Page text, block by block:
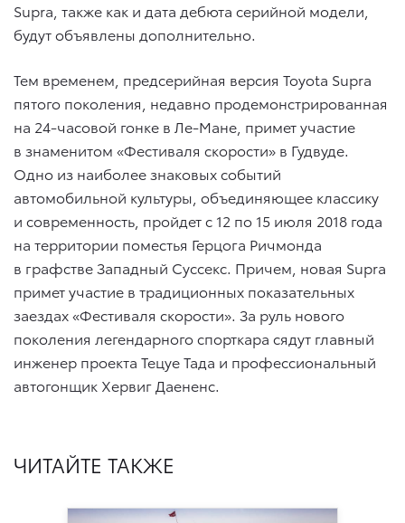
Supra, также как и дата дебюта серийной модели,
будут объявлены дополнительно.
Тем временем, предсерийная версия Toyota Supra
пятого поколения, недавно продемонстрированная
на 24-часовой гонке в Ле-Мане, примет участие
в знаменитом «Фестиваля скорости» в Гудвуде.
Одно из наиболее знаковых событий
автомобильной культуры, объединяющее классику
и современность, пройдет с 12 по 15 июля 2018 года
на территории поместья Герцога Ричмонда
в графстве Западный Суссекс. Причем, новая Supra
примет участие в традиционных показательных
заездах «Фестиваля скорости». За руль нового
поколения легендарного спорткара сядут главный
инженер проекта Тецуе Тада и профессиональный
автогонщик Хервиг Даененс.
ЧИТАЙТЕ ТАКЖЕ